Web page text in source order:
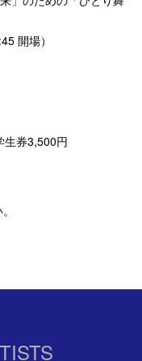
開場）
券3,500円